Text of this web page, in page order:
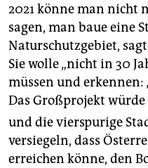
2021 könne man nicht
sagen, man baue eine
Naturschutzgebiet,
Sie wolle „nicht in 30
müssen und erkennen:
Das Großprojekt würde
und die vierspurige
versiegeln, dass
erreichen könne, den